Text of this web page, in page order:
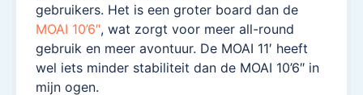
gebruikers. Het is een groter board dan de
MOAI 10’6″, wat zorgt voor meer all-round
gebruik en meer avontuur. De MOAI 11′ heeft
wel iets minder stabiliteit dan de MOAI 10’6″ in
mijn ogen.